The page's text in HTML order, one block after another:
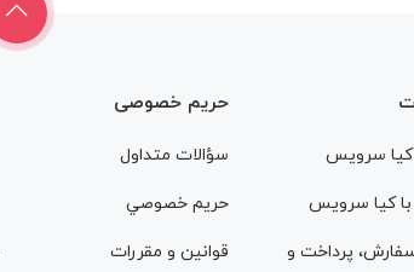
کيا سرويس
کيا سرويس
پرداخت و
حریم خصوصی
سؤالات متداول
حريم خصوصي
قوانين و مقررات